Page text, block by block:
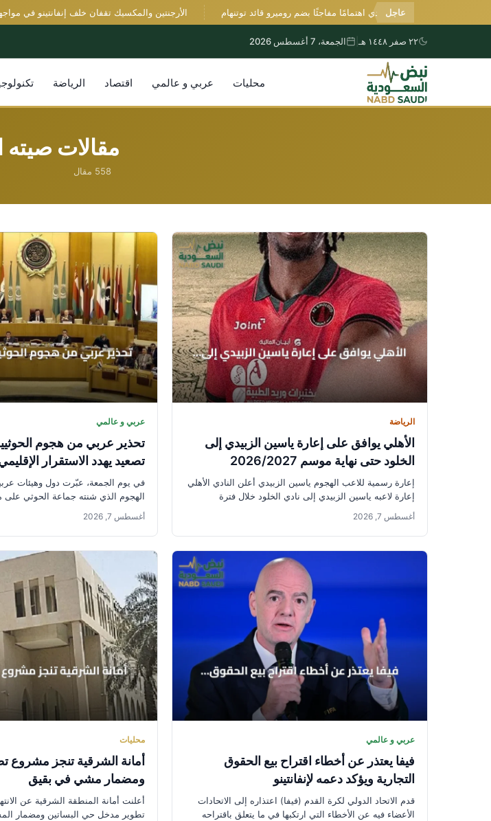
عاجل
أرسنال يبدي اهتمامًا مفاجئًا بضم روميرو قائد توتنهام الأرجنتين والمكسيك تقفان خلف إنفانتينو في مواجهة
٢٢ صفر ١٤٤٨ هـ الجمعة، 7 أغسطس 2026
محليات عربي و عالمي اقتصاد الرياضة
مقالات صيته
558 مقال
الرياضة
الأهلي يوافق على إعارة ياسين الزبيدي إلى
الخلود حتى نهاية موسم 2026/2027
إعارة رسمية للاعب الهجوم ياسين الزبيدي أعلن النادي الأهلي
إعارة لاعبه ياسين الزبيدي إلى نادي الخلود خلال فترة
الانتقالات الصيفية...
أغسطس 7, 2026
عربي و عالمي
تحذير عربي من هجوم
تصعيد يهدد الاستقرار
في يوم الجمعة، عبّرت دول وهيئات
الهجوم الذي شنته جماعة الحوثي
أغسطس 7, 2026
عربي و عالمي
فيفا يعتذر عن أخطاء اقتراح بيع الحقوق
التجارية ويؤكد دعمه لإنفانتينو
قدم الاتحاد الدولي لكرة القدم (فيفا) اعتذاره إلى الاتحادات
الأعضاء فيه عن الأخطاء التي ارتكبها في ما يتعلق باقتراحه
محليات
أمانة الشرقية تنجز مشروع
ومضمار مشي في بقيق
أعلنت أمانة المنطقة الشرقية عن
تطوير مدخل حي البساتين ومضمار